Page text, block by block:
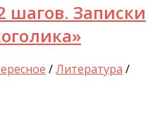
шагов. Записки
/Литература /